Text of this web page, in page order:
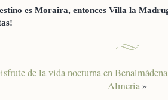
es Moraira, entonces Villa la
de la vida nocturna en Benalmádena
Almería »